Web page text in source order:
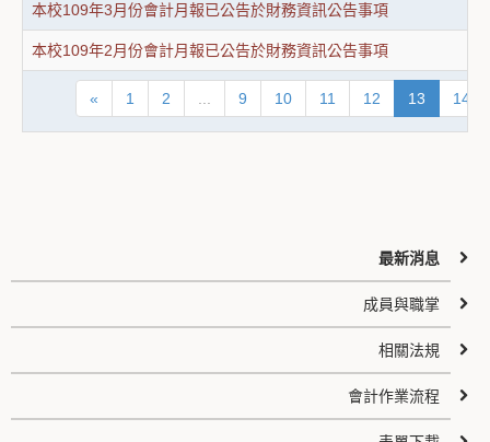
本校109年3月份會計月報已公告於財務資訊公告事項
本校109年2月份會計月報已公告於財務資訊公告事項
« 1 2 9 10 11 12 13 14
最新消息
成員與職掌
相關法規
會計作業流程